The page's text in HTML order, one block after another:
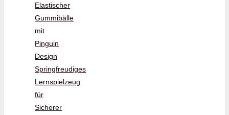
Elastischer
Gummibälle
mit
Pinguin
Design
Springfreudiges
Lernspielzeug
für
Sicherer